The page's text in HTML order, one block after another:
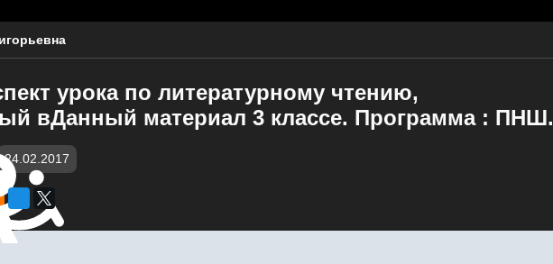
урока по литературному чтению,
вДанный материал 3 классе. Программа : ПНШ.
24.02.2017